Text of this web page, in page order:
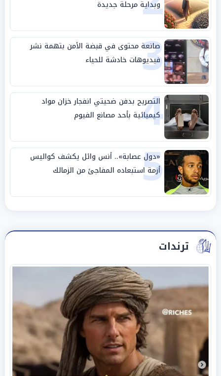
وبداية مرحلة جديدة
3
صانعة محتوى في قبضة الأمن بتهمة نشر
فيديوهات خادشة للحياء
4
التصريح بدفن ضحيتي انفجار خزان مواد
كيميائية بأحد مصانع الفيوم
5
«دول عصابة».. أنس وائل يكشف كواليس
أزمة استبعاده المفاجئ من الزمالك
ترندات